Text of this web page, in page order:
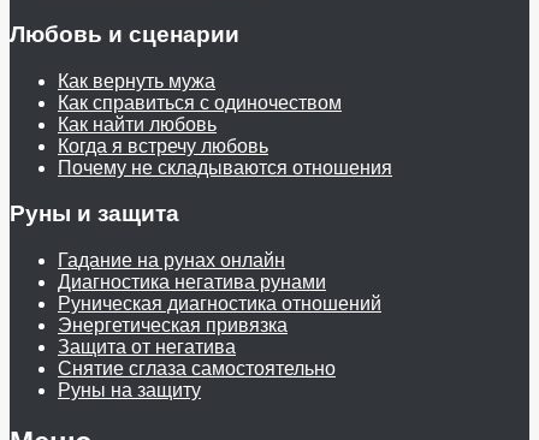
Любовь и сценарии
Как вернуть мужа
Как справиться с одиночеством
Как найти любовь
Когда я встречу любовь
Почему не складываются отношения
Руны и защита
Гадание на рунах онлайн
Диагностика негатива рунами
Руническая диагностика отношений
Энергетическая привязка
Защита от негатива
Снятие сглаза самостоятельно
Руны на защиту